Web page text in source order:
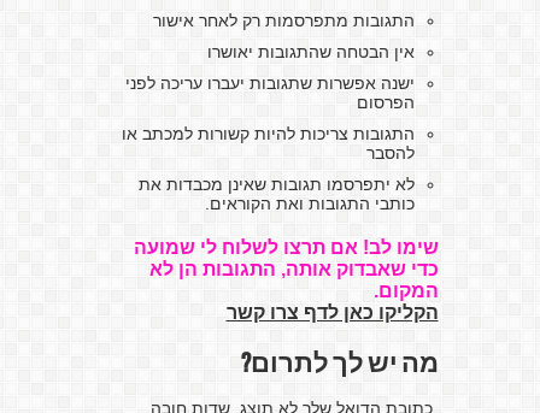
התגובות מתפרסמות רק לאחר אישור
אין הבטחה שהתגובות יאושרו
ישנה אפשרות שתגובות יעברו עריכה לפני
הפרסום
התגובות צריכות להיות קשורות למכתב או
להסבר
לא יתפרסמו תגובות שאינן מכבדות את
כותבי התגובות ואת הקוראים.
שימו לב! אם תרצו לשלוח לי שמועה
כדי שאבדוק אותה, התגובות הן לא
המקום.
הקליקו כאן לדף צרו קשר
מה יש לך לתרום?
כתובת הדואל שלך לא תוצג. שדות חובה